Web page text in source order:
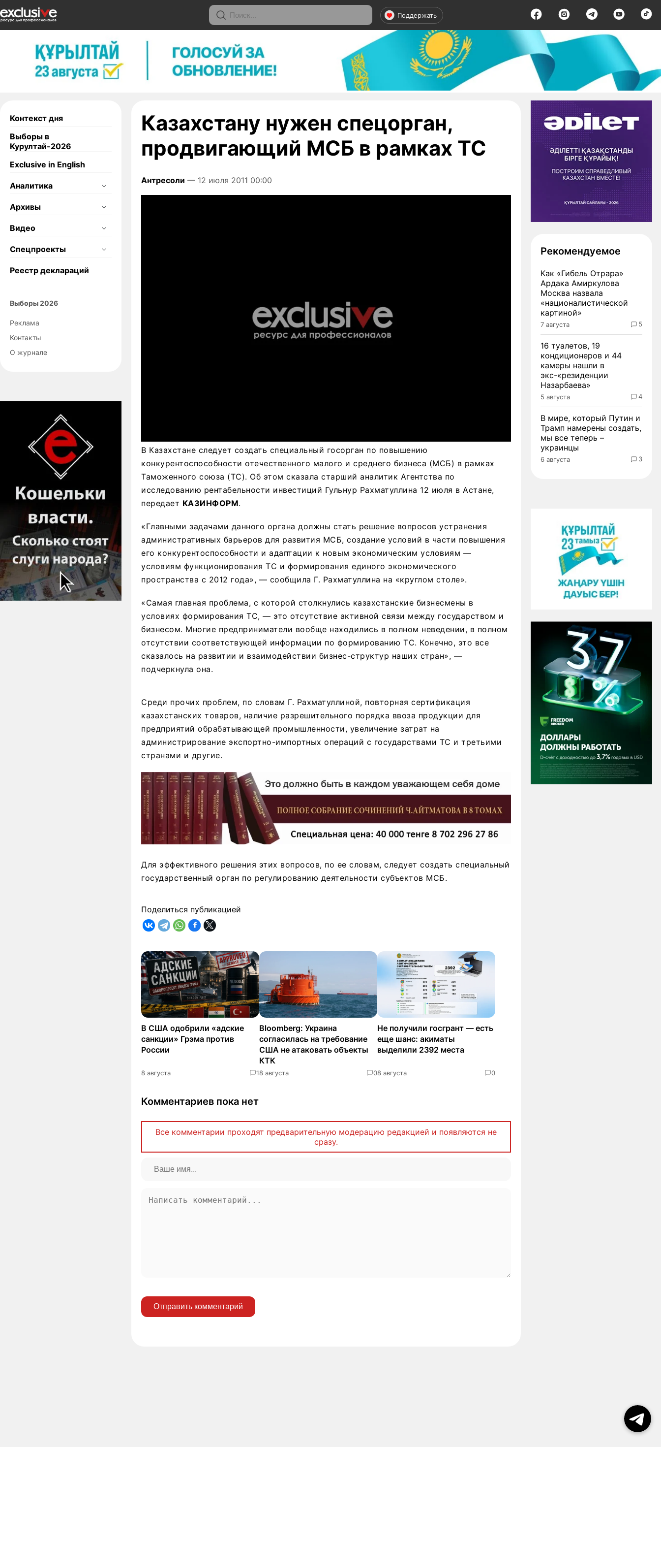
Поддержать
Контекст дня
Выборы в
Курултай-2026
Exclusive in English
Аналитика
Архивы
Видео
Спецпроекты
Реестр деклараций
Выборы 2026
Реклама
Контакты
О журнале
Казахстану нужен спецорган,
продвигающий МСБ в рамках ТС
Антресоли — 12 июля 2011 00:00
В Казахстане следует создать специальный госорган по повышению
конкурентоспособности отечественного малого и среднего бизнеса (МСБ) в рамках
Таможенного союза (ТС). Об этом сказала старший аналитик Агентства по
исследованию рентабельности инвестиций Гульнур Рахматуллина 12 июля в Астане,
передает КАЗИНФОРМ.
«Главными задачами данного органа должны стать решение вопросов устранения
административных барьеров для развития МСБ, создание условий в части повышения
его конкурентоспособности и адаптации к новым экономическим условиям —
условиям функционирования ТС и формирования единого экономического
пространства с 2012 года», — сообщила Г. Рахматуллина на «круглом столе».
«Самая главная проблема, с которой столкнулись казахстанские бизнесмены в
условиях формирования ТС, — это отсутствие активной связи между государством и
бизнесом. Многие предприниматели вообще находились в полном неведении, в полном
отсутствии соответствующей информации по формированию ТС. Конечно, это все
сказалось на развитии и взаимодействии бизнес-структур наших стран», —
подчеркнула она.
Среди прочих проблем, по словам Г. Рахматуллиной, повторная сертификация
казахстанских товаров, наличие разрешительного порядка ввоза продукции для
предприятий обрабатывающей промышленности, увеличение затрат на
администрирование экспортно-импортных операций с государствами ТС и третьими
странами и другие.
Для эффективного решения этих вопросов, по ее словам, следует создать специальный
государственный орган по регулированию деятельности субъектов МСБ.
Поделиться публикацией
В США одобрили «адские
санкции» Грэма против
России
8 августа 1
Bloomberg: Украина
согласилась на требование
США не атаковать объекты
КТК
8 августа 0
Не получили госгрант — есть
еще шанс: акиматы
выделили 2392 места
8 августа 0
Комментариев пока нет
Все комментарии проходят предварительную модерацию редакцией и появляются не
сразу.
Отправить комментарий
Рекомендуемое
Как «Гибель Отрара»
Ардака Амиркулова
Москва назвала
«националистической
картиной»
7 августа 5
16 туалетов, 19
кондиционеров и 44
камеры нашли в
экс-«резиденции
Назарбаева»
5 августа 4
В мире, который Путин и
Трамп намерены создать,
мы все теперь –
украинцы
6 августа 3